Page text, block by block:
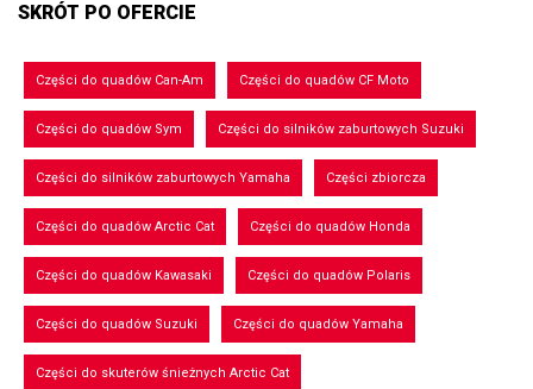
SKRÓT PO OFERCIE
Części do quadów Can-Am Części do quadów CF Moto
Części do quadów Sym Części do silników zaburtowych Suzuki
Części do silników zaburtowych Yamaha Części zbiorcza
Części do quadów Arctic Cat Części do quadów Honda
Części do quadów Kawasaki Części do quadów Polaris
Części do quadów Suzuki Części do quadów Yamaha
Części do skuterów śnieżnych Arctic Cat